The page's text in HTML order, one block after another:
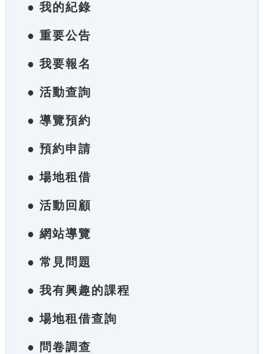
● 我的紀錄
● 重要公告
● 我要報名
● 活動查詢
● 導覽預約
● 預約申請
● 場地租借
● 活動回顧
● 網站導覽
● 常見問題
● 我有興趣的課程
● 場地租借查詢
● 問卷調查